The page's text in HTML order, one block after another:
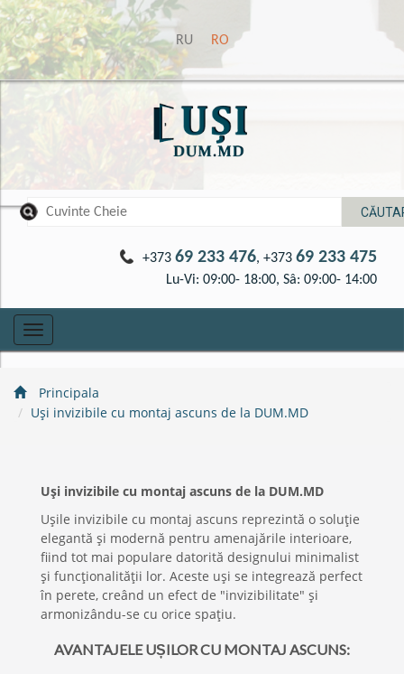
RU RO
+373 69 233 476, +373 69 233 475
Lu-Vi: 09:00- 18:00, Sâ: 09:00- 14:00
Toggle
navigation
Principala
Uși invizibile cu montaj ascuns de la DUM.MD
Uși invizibile cu montaj ascuns de la DUM.MD
Ușile invizibile cu montaj ascuns reprezintă o soluție
elegantă și modernă pentru amenajările interioare,
fiind tot mai populare datorită designului minimalist
și funcționalității lor. Aceste uși se integrează perfect
în perete, creând un efect de "invizibilitate" și
armonizându-se cu orice spațiu.
AVANTAJELE UȘILOR CU MONTAJ ASCUNS: